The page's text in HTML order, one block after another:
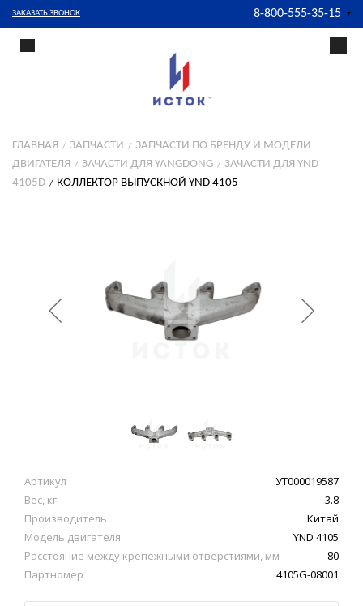
ЗАКАЗАТЬ ЗВОНОК 8-800-555-35-15
ГЛАВНАЯ ЗАПЧАСТИ
ЗАПЧАСТИ ПО БРЕНДУ И МОДЕЛИ
ДВИГАТЕЛЯ
ЗАЧАСТИ ДЛЯ YANGDONG
ЗАЧАСТИ ДЛЯ YND
4105D
КОЛЛЕКТОР ВЫПУСКНОЙ YND 4105
Артикул
УТ000019587
Вес, кг
3.8
Производитель
Китай
Модель двигателя
YND 4105
Расстояние между крепежными отверстиями, мм
80
Партномер
4105G-08001